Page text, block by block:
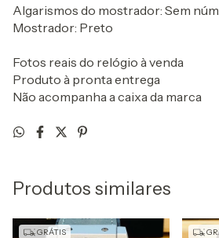
Algarismos do mostrador: Sem
Mostrador: Preto
Fotos reais do relógio à venda
Produto à pronta entrega
Não acompanha a caixa da marca
Produtos similares
GRÁTIS